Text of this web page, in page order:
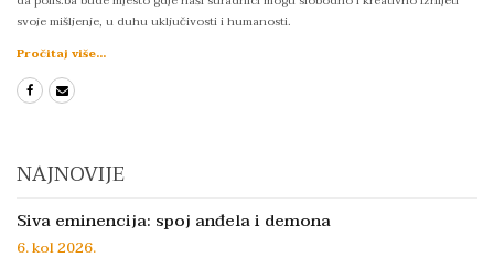
svoje mišljenje, u duhu uključivosti i humanosti.
Pročitaj više...
NAJNOVIJE
Siva eminencija: spoj anđela i demona
6. kol 2026.